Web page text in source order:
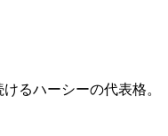
るハーシーの代表格。